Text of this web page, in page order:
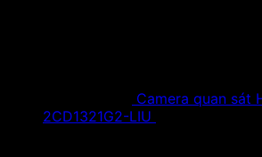
Camera quan sát
2CD1321G2-LIU